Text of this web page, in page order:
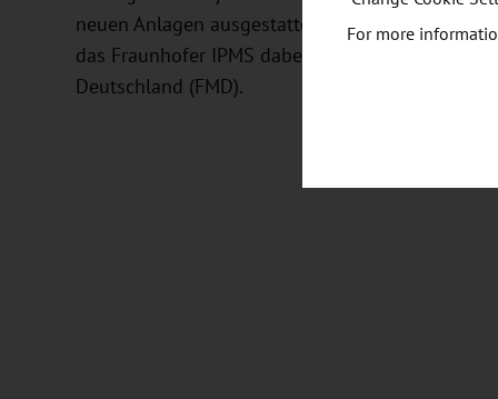
neuen Anlagen ausgestattet. Das
das Fraunhofer IPMS dabei im Rahmen der
Deutschland (FMD).
For more